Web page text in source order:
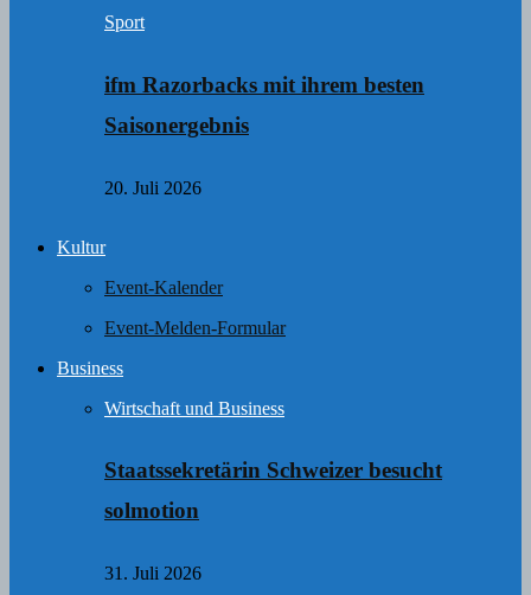
Sport
ifm Razorbacks mit ihrem besten
Saisonergebnis
20. Juli 2026
Kultur
Event-Kalender
Event-Melden-Formular
Business
Wirtschaft und Business
Staatssekretärin Schweizer besucht
solmotion
31. Juli 2026